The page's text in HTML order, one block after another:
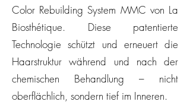
Color Rebuilding System MMC von La
Biosthétique. Diese patentierte
Technologie schützt und erneuert die
Haarstruktur während und nach der
chemischen Behandlung – nicht
oberflächlich, sondern tief im Inneren.